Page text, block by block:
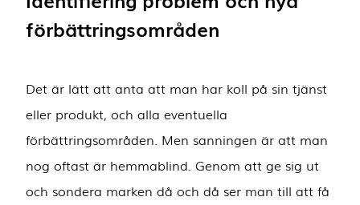
förbättringsområden
Det är lätt att anta att man har koll på sin tjänst
eller produkt, och alla eventuella
förbättringsområden. Men sanningen är att man
nog oftast är hemmablind. Genom att ge sig ut
och sondera marken då och då ser man till att få